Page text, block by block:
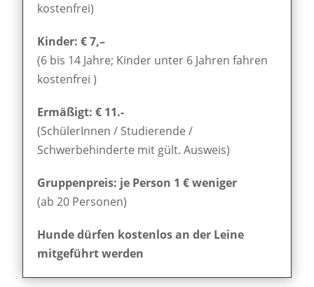
kostenfrei)
Kinder: € 7,–
(6 bis 14 Jahre; Kinder unter 6 Jahren fahren
kostenfrei )
Ermäßigt: € 11.-
(SchülerInnen / Studierende /
Schwerbehinderte mit gült. Ausweis)
Gruppenpreis: je Person 1 € weniger
(ab 20 Personen)
Hunde dürfen kostenlos an der Leine
mitgeführt werden